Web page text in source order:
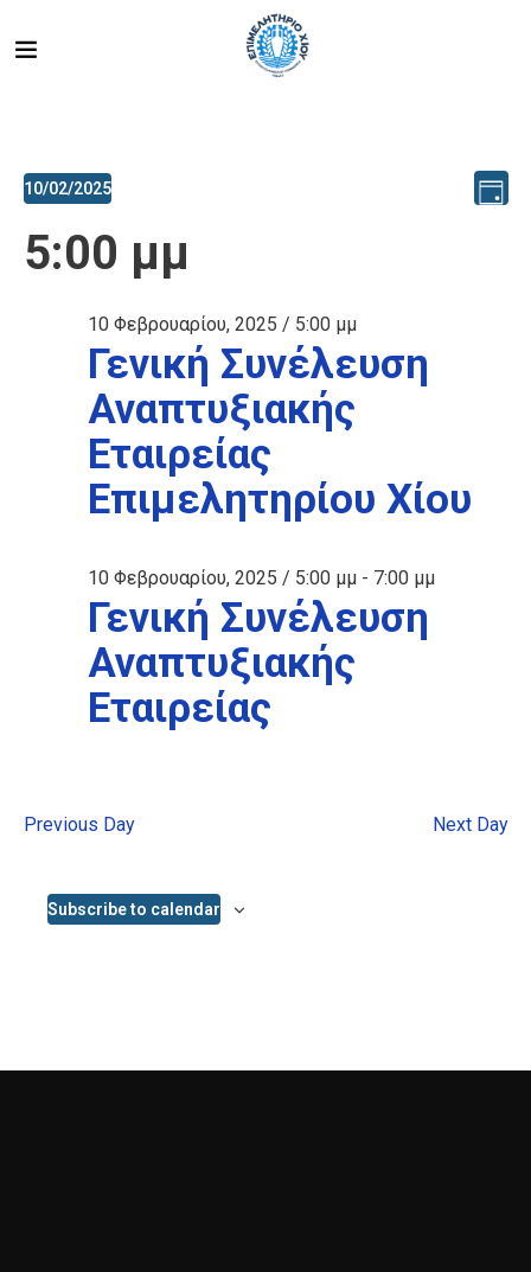
Day
10/02/2025
date.
5:00 μμ
Γενική Συνέλευση
Αναπτυξιακής
Εταιρείας
Επιμελητηρίου Χίου
10 Φεβρουαρίου, 2025 / 5:00 μμ
Γενική Συνέλευση
Αναπτυξιακής
Εταιρείας
10 Φεβρουαρίου, 2025 / 5:00 μμ- 7:00 μμ
Previous Day Next Day
Subscribe to calendar